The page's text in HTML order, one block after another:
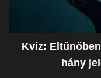
Kvíz:
hány